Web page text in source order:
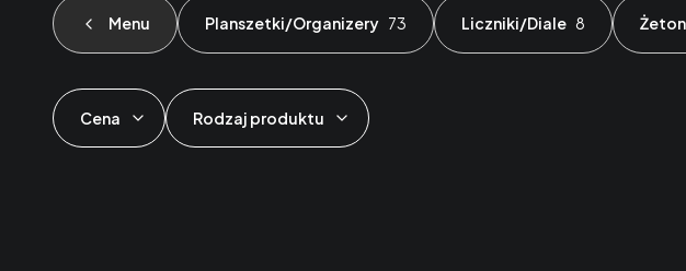
Menu Planszetki/Organizery 73 Liczniki/Diale 8
Cena Rodzaj produktu